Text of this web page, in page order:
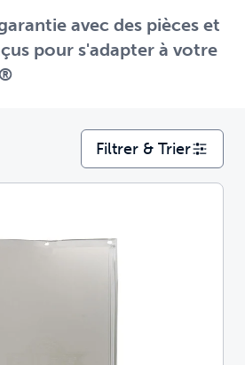
avec des pièces et
pour s'adapter à votre
Filtrer & Trier